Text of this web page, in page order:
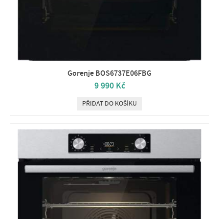
Gorenje BOS6737E06FBG
9 990 Kč
PŘIDAT DO KOŠÍKU